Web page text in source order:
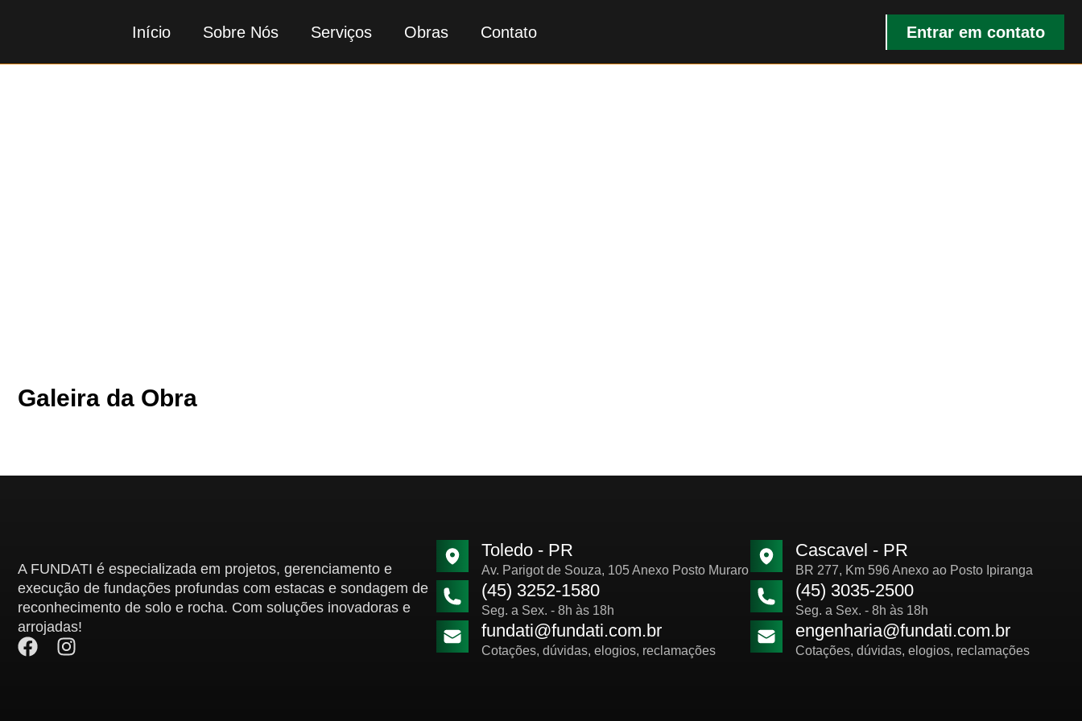
Início Sobre Nós Serviços Obras Contato Entrar em contato
Galeira da Obra
A FUNDATI é especializada em projetos, gerenciamento e
execução de fundações profundas com estacas e sondagem de
reconhecimento de solo e rocha. Com soluções inovadoras e
arrojadas!
Toledo - PR
Av. Parigot de Souza, 105 Anexo Posto Muraro
(45) 3252-1580
Seg. a Sex. - 8h às 18h
fundati@fundati.com.br
Cotações, dúvidas, elogios, reclamações
Cascavel - PR
BR 277, Km 596 Anexo ao Posto Ipiranga
(45) 3035-2500
Seg. a Sex. - 8h às 18h
engenharia@fundati.com.br
Cotações, dúvidas, elogios, reclamações